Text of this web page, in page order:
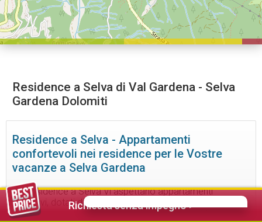
Residence a Selva di Val Gardena - Selva
Gardena Dolomiti
Residence a Selva - Appartamenti
confortevoli nei residence per le Vostre
vacanze a Selva Gardena
Nei residence a Selva Vi aspettano appartamenti
esclusivi, dotati di ogni comfort. Godetevi una vacanza
estiva o invernale all’insegna del relax in un residence a
Richiesta senza impegno >